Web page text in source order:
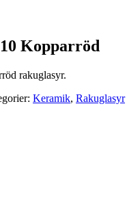
Kopparröd
rakuglasyr.
Keramik, Rakuglasyr